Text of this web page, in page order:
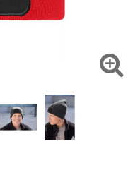
Bedarf
